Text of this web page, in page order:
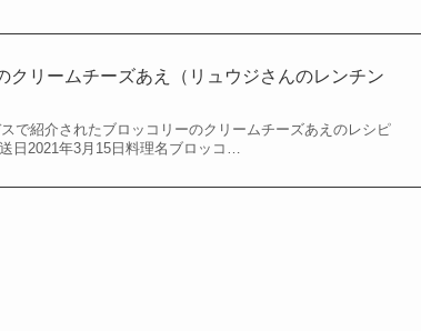
クリームチーズあえ（リュウジさんのレンチン
で紹介されたブロッコリーのクリームチーズあえのレシピ
日2021年3月15日料理名ブロッコ…